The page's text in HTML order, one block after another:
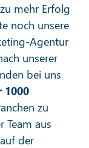
mehr Erfolg
noch unsere
Agentur
unserer
bei uns
1000
zu
Team aus
der